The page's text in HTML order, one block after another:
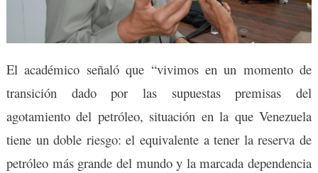
El académico señaló que “vivimos en un momento de
transición dado por las supuestas premisas del
agotamiento del petróleo, situación en la que Venezuela
tiene un doble riesgo: el equivalente a tener la reserva de
petróleo más grande del mundo y la marcada dependencia